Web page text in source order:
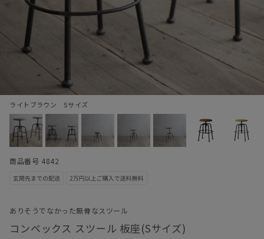
ありそうでなかった無骨なスツール
コンベックス スツール 板座(Sサイズ)
ライトブラウン Sサイズ
商品番号 4842